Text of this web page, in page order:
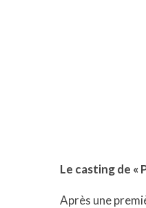
Le casting de «
Après une